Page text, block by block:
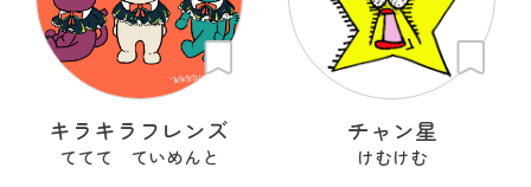
キラキラフレンズ
ててて ていめんと
チャン星
けむけむ